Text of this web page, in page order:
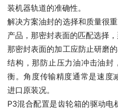
装机器轨道的准确性。
解决方案油封的选择和质量很
产品，那密封表面的匹配选择
那密封表面的加工应防止研磨
结构，那防止压力油冲击油封
衡。角度传输精度通常是速度
进口原装况。
P3混合配置是齿轮箱的驱动